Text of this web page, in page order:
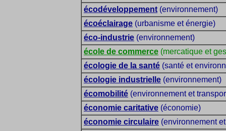
écodéveloppement (environnement)
écoéclairage (urbanisme et énergie)
éco-industrie (environnement)
école de commerce (mercatique et
écologie de la santé (santé et
écologie industrielle (environnement)
écomobilité (environnement et
économie caritative (économie)
économie circulaire (environnement